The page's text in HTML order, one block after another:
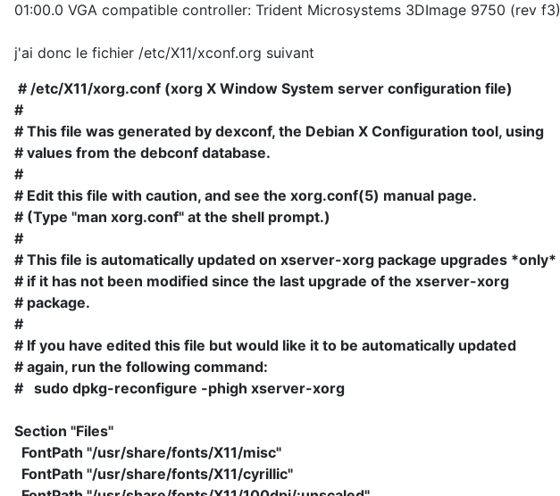
01:00.0 VGA compatible controller: Trident Microsystems 3DImage 9750 (rev f3)
j'ai donc le fichier /etc/X11/xconf.org suivant
# /etc/X11/xorg.conf (xorg X Window System server configuration file)
#
# This file was generated by dexconf, the Debian X Configuration tool, using
# values from the debconf database.
#
# Edit this file with caution, and see the xorg.conf(5) manual page.
# (Type "man xorg.conf" at the shell prompt.)
#
# This file is automatically updated on xserver-xorg package upgrades *only*
# if it has not been modified since the last upgrade of the xserver-xorg
# package.
#
# If you have edited this file but would like it to be automatically updated
# again, run the following command:
# sudo dpkg-reconfigure -phigh xserver-xorg
Section "Files"
FontPath "/usr/share/fonts/X11/misc"
FontPath "/usr/share/fonts/X11/cyrillic"